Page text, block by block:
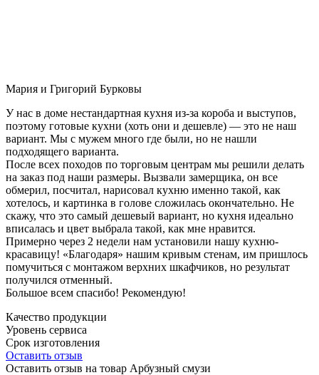
Мария и Григорий Бурковы
У нас в доме нестандартная кухня из-за короба и выступов,
поэтому готовые кухни (хоть они и дешевле) — это не наш
вариант. Мы с мужем много где были, но не нашли
подходящего варианта.
После всех походов по торговым центрам мы решили делать
на заказ под наши размеры. Вызвали замерщика, он все
обмерил, посчитал, нарисовал кухню именно такой, как
хотелось, и картинка в голове сложилась окончательно. Не
скажу, что это самый дешевый вариант, но кухня идеально
вписалась и цвет выбрала такой, как мне нравится.
Примерно через 2 недели нам установили нашу кухню-
красавицу! «Благодаря» нашим кривым стенам, им пришлось
помучиться с монтажом верхних шкафчиков, но результат
получился отменный.
Большое всем спасибо! Рекомендую!
Качество продукции
Уровень сервиса
Срок изготовления
Оставить отзыв
Оставить отзыв на товар Арбузный смузи